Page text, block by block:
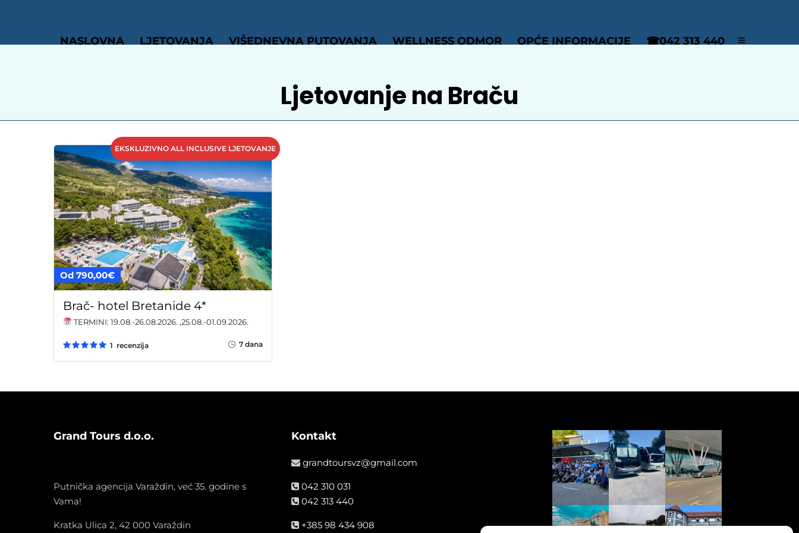
NASLOVNA LJETOVANJA VIŠEDNEVNA PUTOVANJA WELLNESS ODMOR OPĆE INFORMACIJE ☎042 313 440
Ljetovanje na Braču
EKSKLUZIVNO ALL INCLUSIVE LJETOVANJE
Od 790,00€
Brač- hotel Bretanide 4*
TERMINI: 19.08.-26.08.2026. ,25.08.-01.09.2026.
1 recenzija 7 dana
Grand Tours d.o.o.
Putnička agencija Varaždin, već 35. godine s
Vama!
Kratka Ulica 2, 42 000 Varaždin
Kontakt
grandtoursvz@gmail.com
042 310 031
042 313 440
+385 98 434 908